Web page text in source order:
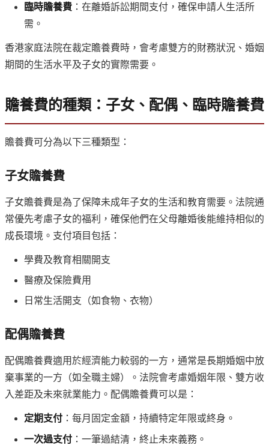
臨時贍養費 ：在離婚訴訟期間支付，確保申請人生活所
需。
香港家庭法院在裁定贍養費時，會考慮雙方的財務狀況、婚姻
期間的生活水平及子女的實際需要。
贍養費的種類：子女、配偶、臨時贍養費
贍養費可分為以下三種類型：
子女贍養費
子女贍養費是為了保障未成年子女的生活和教育需要。法院通
常優先考慮子女的福利，確保他們在父母離婚後能維持相似的
成長環境。支付項目包括：
學費及教育相關開支
醫療及保險費用
日常生活開支（如食物、衣物）
配偶贍養費
配偶贍養費適用於經濟能力較弱的一方，通常是長期婚姻中放
棄事業的一方（如全職主婦）。法院會考慮婚姻年限、雙方收
入差距及未來就業能力。配偶贍養費可以是：
定期支付 ：每月固定金額，持續特定年限或終身。
一次過支付 ：一筆過結清，終止未來義務。